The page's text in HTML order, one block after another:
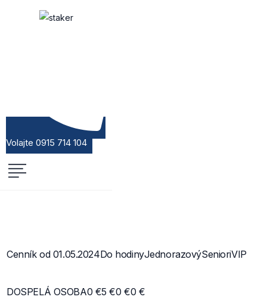
Volajte 0915 714 104
Cenník od 01.05.2024Do hodinyJednorazovýSenioriVIP
DOSPELÁ OSOBA0 €5 €0 €0 €